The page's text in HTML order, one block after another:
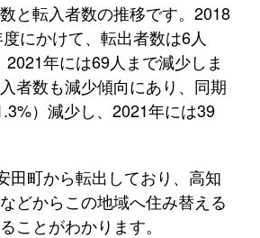
と転入者数の推移です。2018
にかけて、転出者数は6人
2021年には69人まで減少しま
者数も減少傾向にあり、同期
）減少し、2021年には39
田町から転出しており、高知
どからこの地域へ住み替える
ことがわかります。